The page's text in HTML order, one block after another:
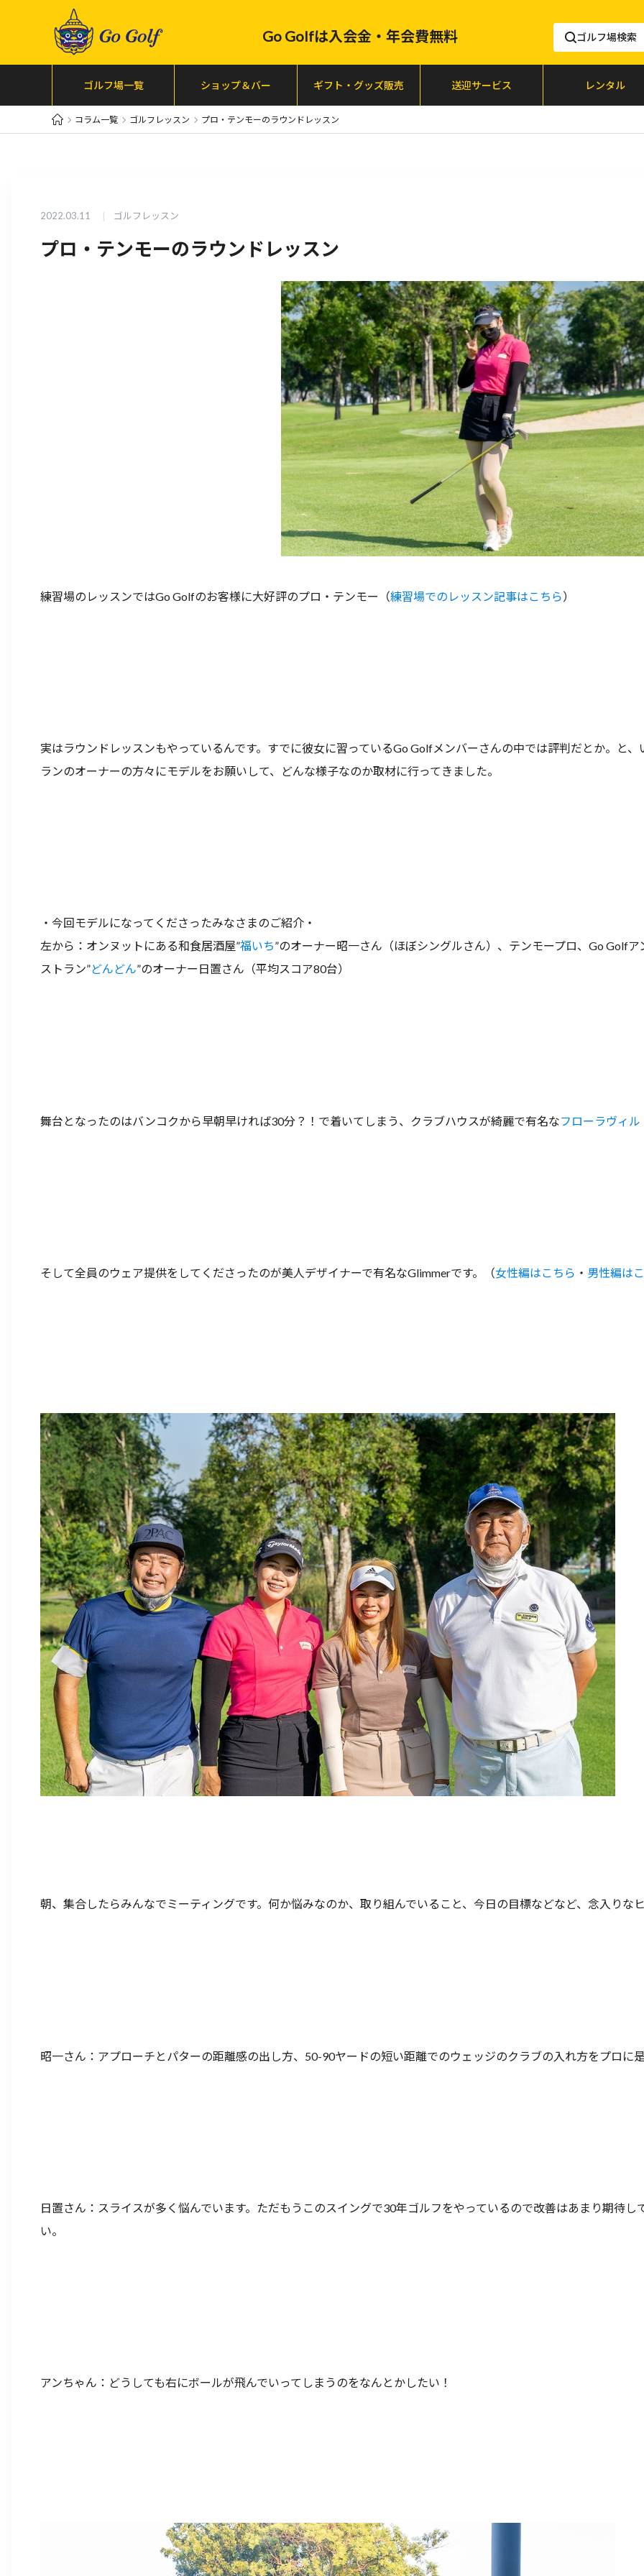
Go Golfは入会金・年会費無料 ゴルフ場検索
ゴルフ場一覧 ショップ＆バー ギフト・グッズ販売 送迎サービス レンタル
コラム一覧 ゴルフレッスン プロ・テンモーのラウンドレッスン
2022.03.11 ゴルフレッスン
プロ・テンモーのラウンドレッスン
練習場のレッスンではGo Golfのお客様に大好評のプロ・テンモー（練習場でのレッスン記事はこちら）
実はラウンドレッスンもやっているんです。すでに彼女に習っているGo Golfメンバーさんの中では評判だとか。と
ランのオーナーの方々にモデルをお願いして、どんな様子なのか取材に行ってきました。
・今回モデルになってくださったみなさまのご紹介・
左から：オンヌットにある和食居酒屋”福いち”のオーナー昭一さん（ほぼシングルさん）、テンモープロ、Go Golf
ストラン”どんどん”のオーナー日置さん（平均スコア80台）
舞台となったのはバンコクから早朝早ければ30分？！で着いてしまう、クラブハウスが綺麗で有名なフローラヴィル
そして全員のウェア提供をしてくださったのが美人デザイナーで有名なGlimmerです。（女性編はこちら ・ 男性編は
朝、集合したらみんなでミーティングです。何か悩みなのか、取り組んでいること、今日の目標などなど、念入りな
昭一さん：アプローチとパターの距離感の出し方、50-90ヤードの短い距離でのウェッジのクラブの入れ方をプロに
日置さん：スライスが多く悩んでいます。ただもうこのスイングで30年ゴルフをやっているので改善はあまり期待
い。
アンちゃん：どうしても右にボールが飛んでいってしまうのをなんとかしたい！